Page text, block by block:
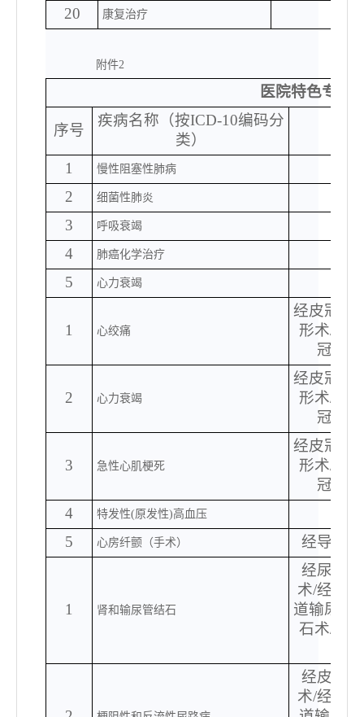
20 康复治疗
附件2
医院特色专科
序号
疾病名称（按ICD-10编码分
类）
1 慢性阻塞性肺病
2 细菌性肺炎
3 呼吸衰竭
4 肺癌化学治疗
5 心力衰竭
1 心绞痛
经皮冠状
形术/药
冠状
2 心力衰竭
经皮冠状
形术/药
冠状
3 急性心肌梗死
经皮冠状
形术/药
冠状
4
特发性(原发性)高血压
5 心房纤颤（手术） 经导管
1 肾和输尿管结石
经尿道
术/经皮
道输尿管
石术/经
经皮肾
术/经皮